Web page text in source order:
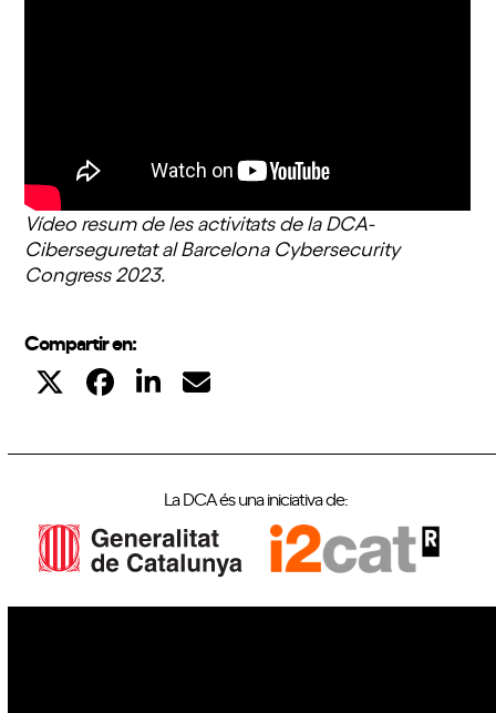
Vídeo resum de les activitats de la DCA-
Ciberseguretat al Barcelona Cybersecurity
Congress 2023.
Compartir en:
La DCA és una iniciativa de: